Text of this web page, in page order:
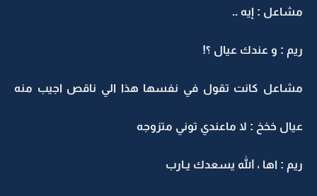
مشاعل : إيه ..
ريم : و عندك عيال ؟!
مشاعل كانت تقول في نفسها هذا الي ناقص اجيب منه
عيال خخخ : لا ماعندي توني متزوجه
ريم : اها ، الله يسعدك يـارب